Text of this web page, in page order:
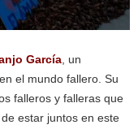
García , un
el mundo fallero. Su
falleros y falleras que
estar juntos en este